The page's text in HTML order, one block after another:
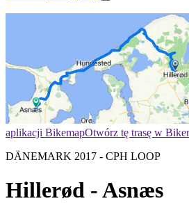
aplikacji BikemapOtwórz tę trasę w
DÄNEMARK 2017 - CPH LOOP
Hillerød - Asnæs